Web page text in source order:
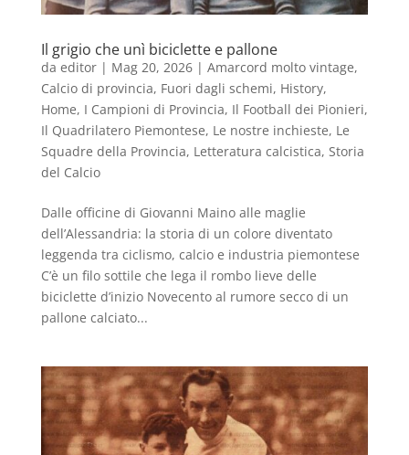
Il grigio che unì biciclette e pallone
da editor| Mag 20, 2026| Amarcord molto vintage,
Calcio di provincia, Fuori dagli schemi, History,
Home, I Campioni di Provincia, Il Football dei Pionieri,
Il Quadrilatero Piemontese, Le nostre inchieste, Le
Squadre della Provincia, Letteratura calcistica, Storia
del Calcio
Dalle officine di Giovanni Maino alle maglie
dell’Alessandria: la storia di un colore diventato
leggenda tra ciclismo, calcio e industria piemontese
C’è un filo sottile che lega il rombo lieve delle
biciclette d’inizio Novecento al rumore secco di un
pallone calciato...